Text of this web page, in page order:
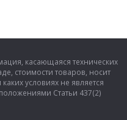
касающаяся технических
стоимости товаров, носит
условиях не является
Статьи 437(2)